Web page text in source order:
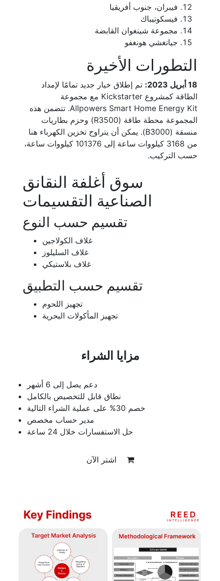
فيبران، جنوب أفريقيا
فيسكوتيباك
مجموعة شينغوان القابضة
جيانغشي هونغفو
التطورات الأخيرة
18 أبريل 2023:
تم إطلاق خيار جديد تمامًا لإمداد
الطاقة كمشروع Kickstarter مع مجموعة
Allpowers Smart Home Energy Kit. تتضمن هذه
المجموعة محطة طاقة (R3500) وحزم بطاريات
منسقة (B3000). يمكن أن يتراوح تخزين الكهرباء هنا
من 3168 كيلووات ساعة إلى 101376 كيلووات ساعة،
حسب التركيب.
سوق أغلفة النقانق
الصناعية التقسيمات
تقسيم حسب النوع
غلاف الكولاجين
غلاف السليلوز
غلاف بلاستيكي
تقسيم حسب التطبيق
تجهيز اللحوم
تجهيز المأكولات البحرية
مزايا الشراء
دعم يصل إلى 6 أشهر
نطاق قابل للتخصيص بالكامل
خصم 30% على عملية الشراء التالية
مدير حساب مخصص
حل الاستفسارات خلال 24 ساعة